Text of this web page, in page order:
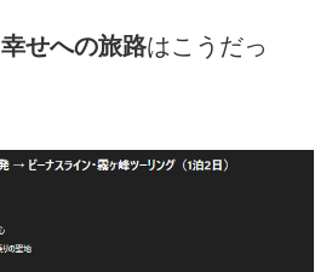
幸せへの旅路はこうだっ